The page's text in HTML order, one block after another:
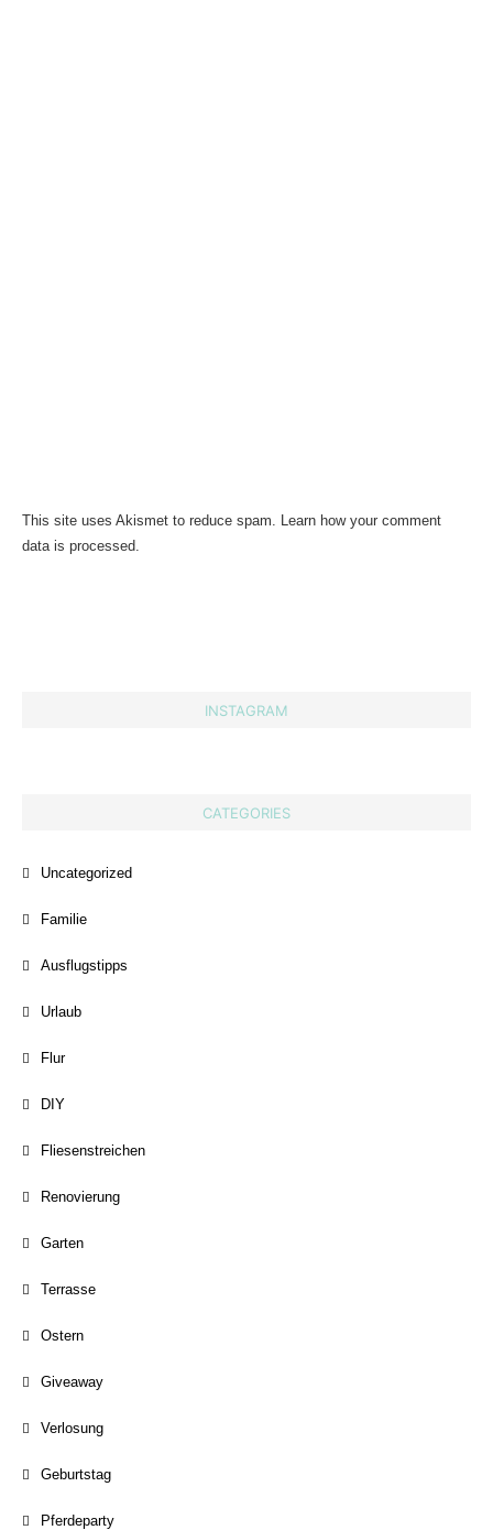
This site uses Akismet to reduce spam. Learn how your comment
data is processed.
INSTAGRAM
CATEGORIES
Uncategorized
Familie
Ausflugstipps
Urlaub
Flur
DIY
Fliesenstreichen
Renovierung
Garten
Terrasse
Ostern
Giveaway
Verlosung
Geburtstag
Pferdeparty